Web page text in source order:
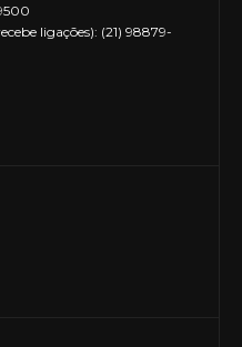
ligações): (21) 98879-